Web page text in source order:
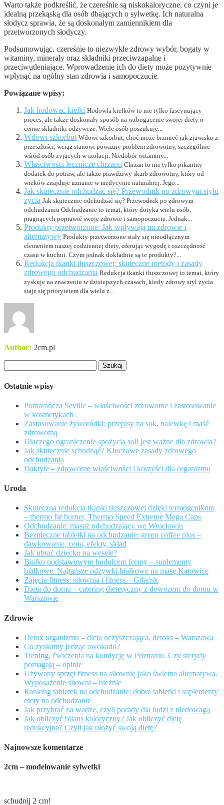
Warto także podkreślić, że czereśnie są niskokaloryczne, co czyni je
idealną przekąską dla osób dbających o sylwetkę. Ich naturalna
słodycz sprawia, że są doskonałym zamiennikiem dla
przetworzonych słodyczy.
Podsumowując, czereśnie to niezwykle zdrowy wybór, bogaty w
witaminy, minerały oraz składniki przeciwzapalne i
przeciwutleniające. Wprowadzenie ich do diety może pozytywnie
wpłynąć na ogólny stan zdrowia i samopoczucie.
Powiązane wpisy:
Jak hodować kiełki Hodowla kiełków to nie tylko fascynujący
proces, ale także doskonały sposób na wzbogacenie swojej diety o
cenne składniki odżywcze. Wiele osób poszukuje...
Wdowi szkorbut Wdowi szkorbut, choć może brzmieć jak zjawisko z
przeszłości, wciąż stanowi poważny problem zdrowotny, szczególnie
wśród osób żyjących w izolacji. Niedobór witaminy...
Właściwości lecznicze chrzanu Chrzan to nie tylko pikantny
dodatek do potraw, ale także prawdziwy skarb zdrowotny, który od
wieków znajduje uznanie w medycynie naturalnej. Jego...
Jak skutecznie odchudzać się? Przewodnik po zdrowym stylu
życia Jak skutecznie odchudzać się? Przewodnik po zdrowym
odchudzaniu Odchudzanie to temat, który dotyka wielu osób,
pragnących poprawić swoje zdrowie i samopoczucie. Jednak...
Produkty przetworzone: Jak wpływają na zdrowie i
alternatywy Produkty przetworzone stały się nieodłącznym
elementem naszej codziennej diety, oferując wygodę i oszczędność
czasu w kuchni. Czym jednak dokładnie są te produkty?...
Redukcja tkanki tłuszczowej: skuteczne metody i zasady
zdrowego odchudzania Redukcja tkanki tłuszczowej to temat, który
zyskuje na znaczeniu w dzisiejszych czasach, kiedy zdrowy styl życia
staje się priorytetem dla wielu z...
Author: 2cm.pl
Ostatnie wpisy
Pomarańcza Seville – właściwości zdrowotne i zastosowanie
w kosmetykach
Zastosowanie żyworódki: przepisy na sok, nalewkę i maść
zdrowotną
Dlaczego ograniczenie spożycia soli jest ważne dla zdrowia?
Jak skutecznie schudnąć? Kluczowe zasady zdrowego
odchudzania
Daktyle – zdrowotne właściwości i korzyści dla organizmu
Uroda
Skuteczna redukcja tkanki tłuszczowej dzięki termogenikom
– thermo fat burner, Thermo Speed Extreme Mega Caps
Odchudzanie: masaż odchudzający we Wrocławiu
Bezpieczne tabletki na odchudzanie: green coffee plus –
dawkowanie, cena, efekty, skład
Jak ubrać dziecko na wesele?
Białko podstawowym budulcem formy – suplementy
białkowe. Najtańsze odżywki białkowe na masę Katowice
Zajęcia fitness: siłownia i fitness – Gdańsk
Dieta do domu – catering dietetyczny z dowozem do domu w
Warszawie
Zdrowie
Detox organizmu – dieta oczyszczająca, detoks – Warszawa
Co zyskamy jedząc awokado?
Trening, ćwiczenia na kondycję w Poznaniu. Czy sterydy
pomagają – opinie
Używany sprzęt fitness na siłownię jako świetna alternatywa.
Wyposażenie siłowni – bieżnie
Ranking tabletek na odchudzanie: dobre tabletki i suplementy
diety na odchudzanie
Jak przybrać na wadze, czyli porady dla ludzi z niedowagą
Jak obliczyć bilans kaloryczny? Jak obliczyć dietę
redukcyjna? Czyli jak ułożyć swoją dietę?
Najnowsze komentarze
2cm – modelowanie sylwetki
schudnij 2 cm!